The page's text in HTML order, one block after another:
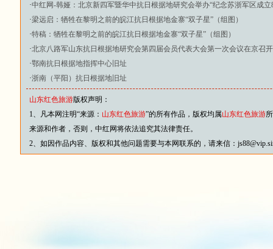
·中红网-韩娅：北京新四军暨华中抗日根据地研究会举办“纪念苏浙军区成立
·梁远启：牺牲在黎明之前的皖江抗日根据地金寨“双子星”（组图）
·特稿：牺牲在黎明之前的皖江抗日根据地金寨“双子星”（组图）
·北京八路军山东抗日根据地研究会第四届会员代表大会第一次会议在京召
·鄂南抗日根据地指挥中心旧址
·浙南（平阳）抗日根据地旧址
山东红色旅游版权声明：
1、凡本网注明“来源： 山东红色旅游”的所有作品，版权均属山东红色旅游
来源和作者，否则，中红网将依法追究其法律责任。
2、如因作品内容、版权和其他问题需要与本网联系的，请来信：